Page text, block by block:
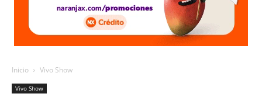
Inicio Vivo Show
Vivo Show